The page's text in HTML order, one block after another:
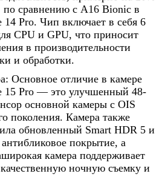
сравнению с A16 Bionic в
14 Pro. Чип включает в себя 6
CPU и GPU, что приносит
в производительности
и обработки.
Основное отличие в камере
15 Pro — это улучшенный 48-
основной камеры с OIS
поколения. Камера также
обновленный Smart HDR 5 и
покрытие, а
камера поддерживает
ночную съемку и